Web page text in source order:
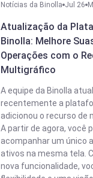
Notícias da Binolla Jul 26
Atualização da
Binolla: Melhore
Operações com o
Multigráfico
A equipe da Binolla
recentemente a
adicionou o recurso de
A partir de agora, você
acompanhar um único
ativos na mesma tela.
nova funcionalidade,